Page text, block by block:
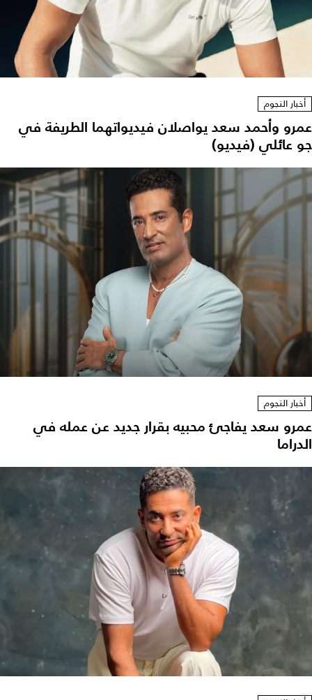
أخبار النجوم
عمرو وأحمد سعد يواصلان فيديواتهما الطريفة في
جو عائلي (فيديو)
أخبار النجوم
عمرو سعد يفاجئ محبيه بقرار جديد عن عمله في
الدراما